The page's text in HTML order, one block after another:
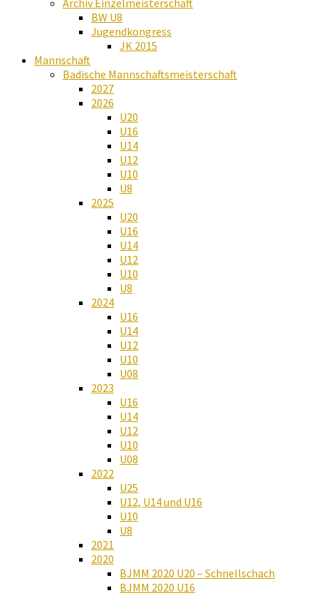
Archiv Einzelmeisterschaft
BW U8
Jugendkongress
JK 2015
Mannschaft
Badische Mannschaftsmeisterschaft
2027
2026
U20
U16
U14
U12
U10
U8
2025
U20
U16
U14
U12
U10
U8
2024
U16
U14
U12
U10
U08
2023
U16
U14
U12
U10
U08
2022
U25
U12, U14 und U16
U10
U8
2021
2020
BJMM 2020 U20 – Schnellschach
BJMM 2020 U16